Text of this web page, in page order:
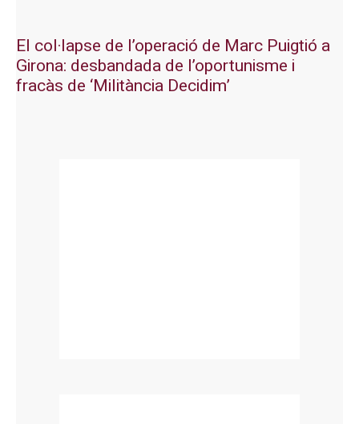
El col·lapse de l’operació de Marc Puigtió a
Girona: desbandada de l’oportunisme i
fracàs de ‘Militància Decidim’